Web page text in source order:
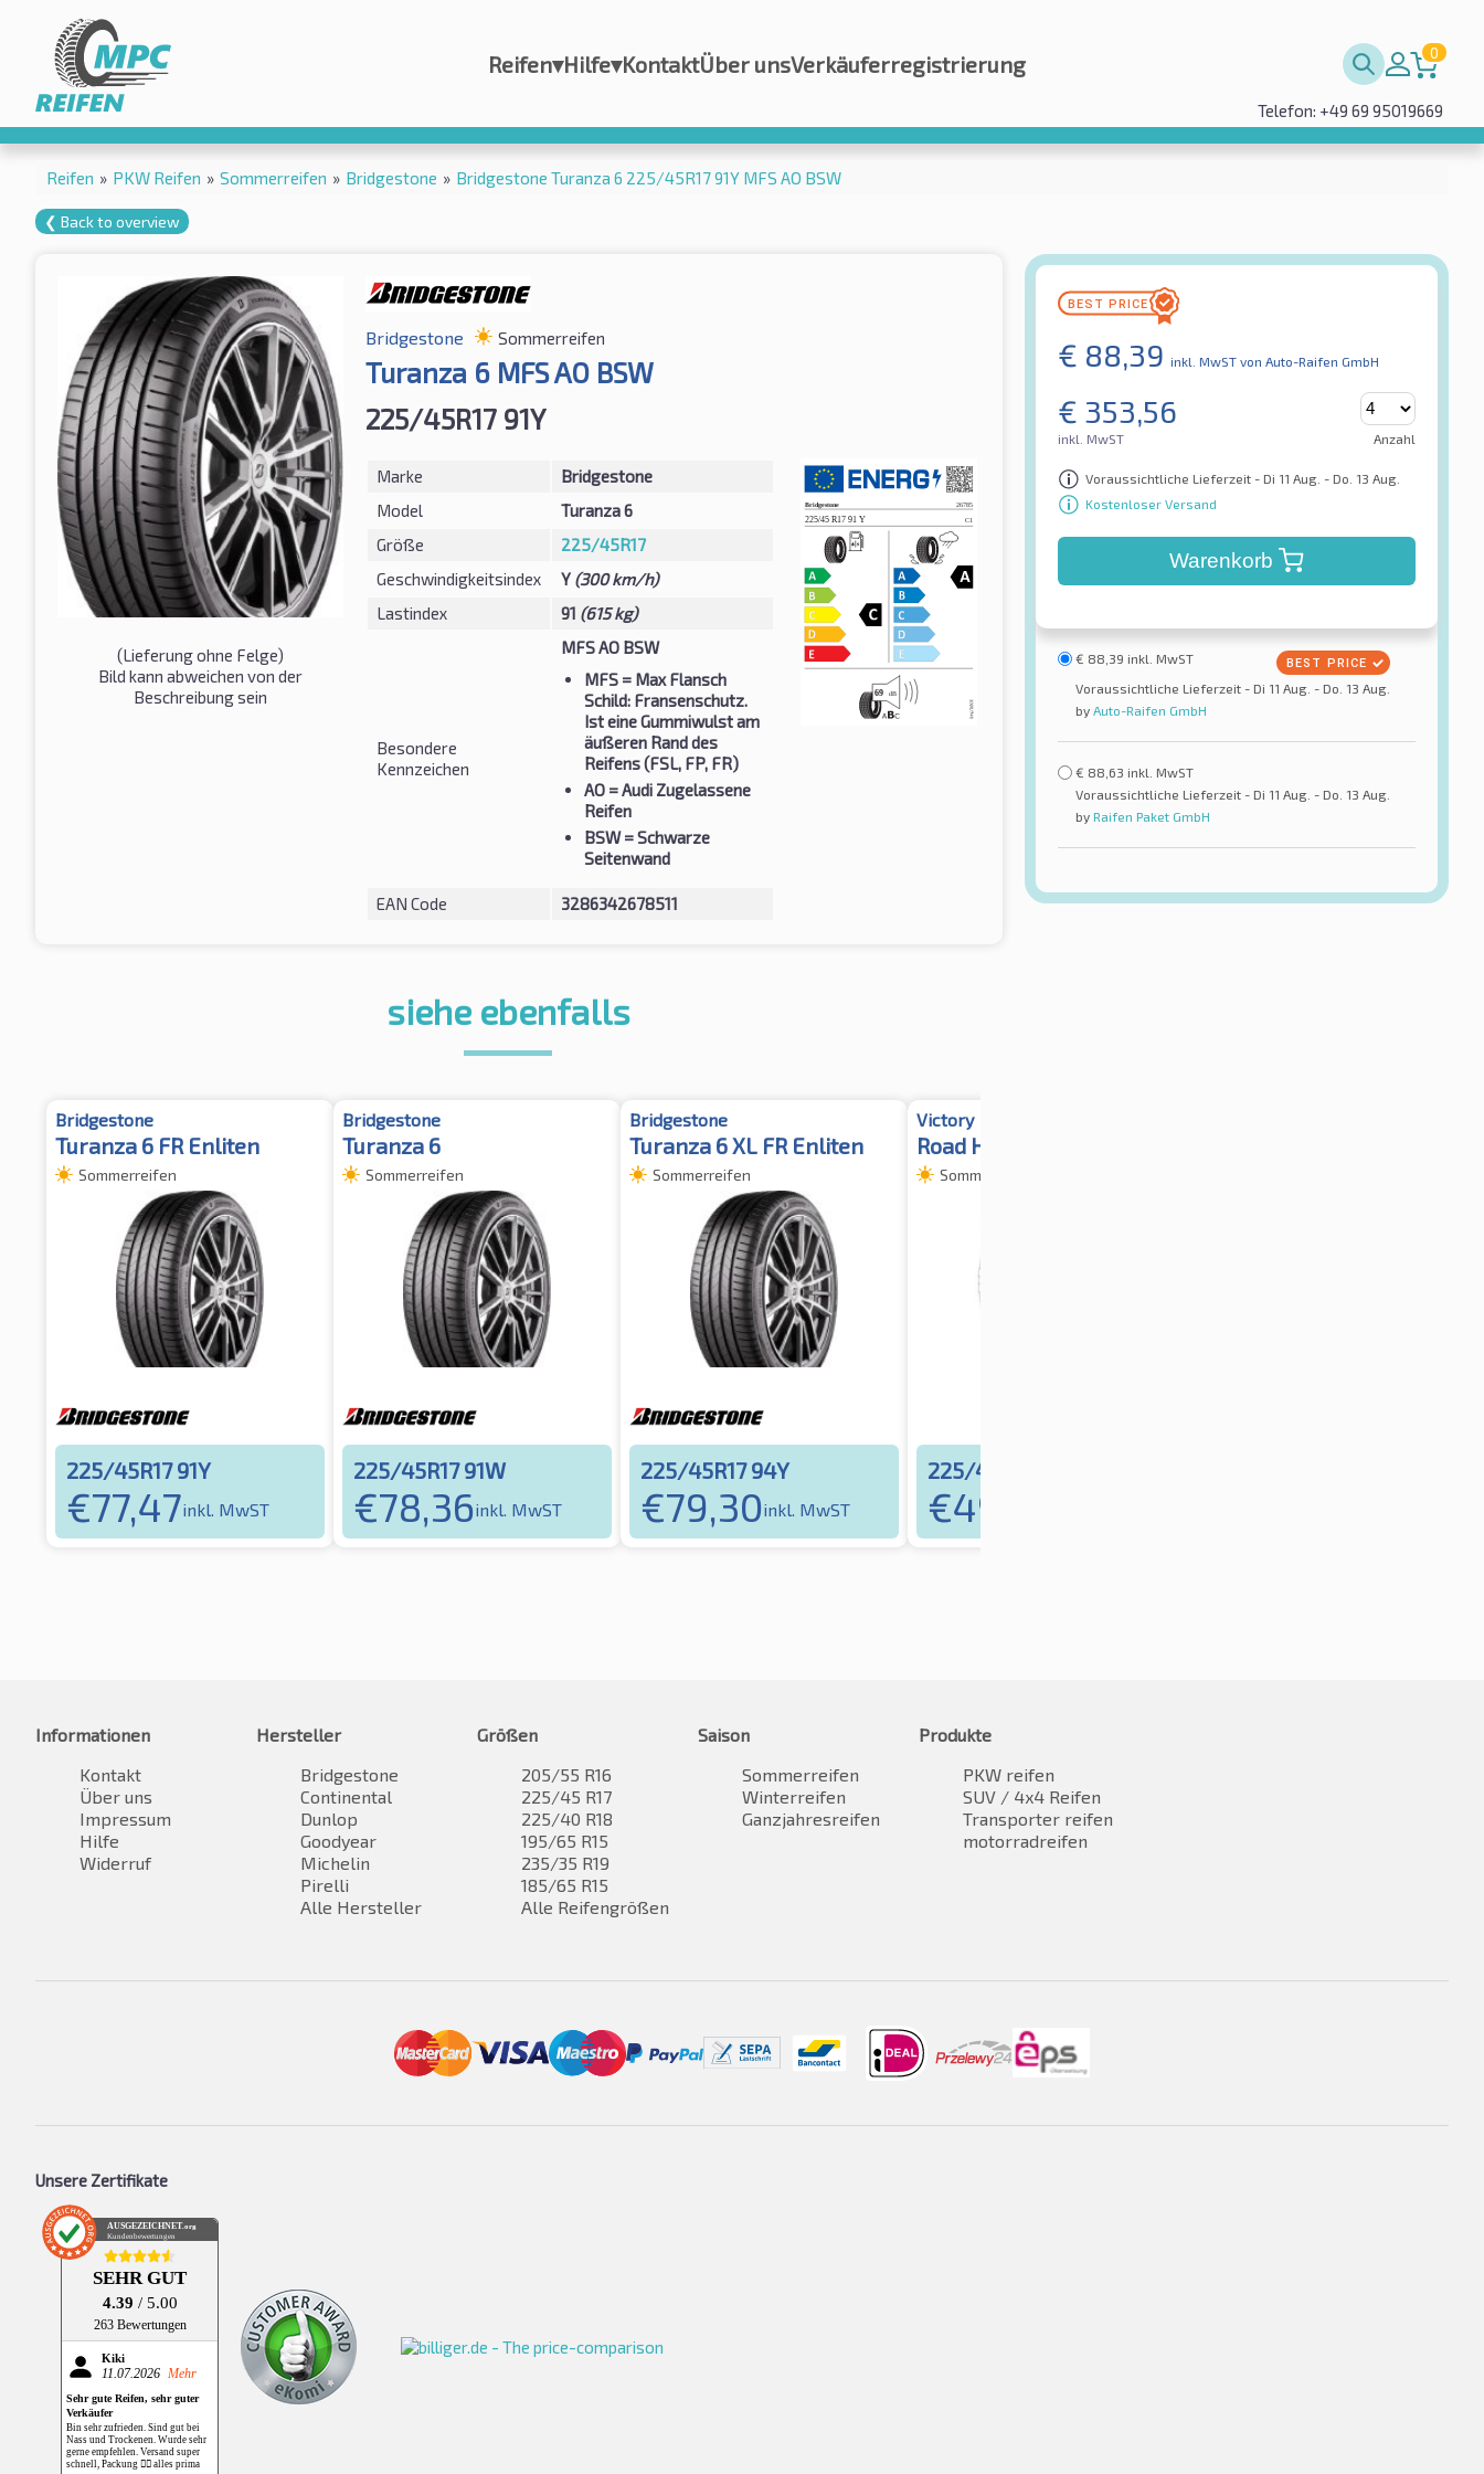
Reifen▾Hilfe▾KontaktÜber unsVerkäuferregistrierung 0
Telefon: +49 69 95019669
Reifen » PKW Reifen » Sommerreifen » Bridgestone » Bridgestone Turanza 6 225/45R17 91Y MFS AO BSW
❮ Back to overview
(Lieferung ohne Felge)
Bild kann abweichen von der
Beschreibung sein
Bridgestone Sommerreifen
Turanza 6 MFS AO BSW
225/45R17 91Y
Marke
Bridgestone
Model
Turanza 6
Größe
225/45R17
Geschwindigkeitsindex
Y (300 km/h)
Lastindex
91 (615 kg)
Besondere
Kennzeichen
MFS AO BSW
MFS= Max Flansch
Schild: Fransenschutz.
Ist eine Gummiwulst am
äußeren Rand des
Reifens (FSL, FP, FR)
AO= Audi Zugelassene
Reifen
BSW= Schwarze
Seitenwand
EAN Code 3286342678511
€ 88,39 inkl. MwST von Auto-Raifen GmbH
€ 353,56
inkl. MwST Anzahl
Voraussichtliche Lieferzeit - Di 11 Aug. - Do. 13 Aug.
Kostenloser Versand
Warenkorb
€ 88,39 inkl. MwST
Voraussichtliche Lieferzeit - Di 11 Aug. - Do. 13 Aug.
by Auto-Raifen GmbH
€ 88,63 inkl. MwST
Voraussichtliche Lieferzeit - Di 11 Aug. - Do. 13 Aug.
by Raifen Paket GmbH
siehe ebenfalls
Bridgestone
Turanza 6 FR Enliten
Sommerreifen
225/45R17 91Y
€77,47inkl. MwST
Bridgestone
Turanza 6
Sommerreifen
225/45R17 91W
€78,36inkl. MwST
Bridgestone
Turanza 6 XL FR Enliten
Sommerreifen
225/45R17 94Y
€79,30inkl. MwST
Victory
Road HP
Sommerreifen
225/45R17 91Y
€49,17
Informationen
Kontakt
Über uns
Impressum
Hilfe
Widerruf
Hersteller
Bridgestone
Continental
Dunlop
Goodyear
Michelin
Pirelli
Alle Hersteller
Größen
205/55 R16
225/45 R17
225/40 R18
195/65 R15
235/35 R19
185/65 R15
Alle Reifengrößen
Saison
Sommerreifen
Winterreifen
Ganzjahresreifen
Produkte
PKW reifen
SUV / 4x4 Reifen
Transporter reifen
motorradreifen
Unsere Zertifikate
AUSGEZEICHNET.org
Kundenbewertungen
SEHR GUT
4.39 / 5.00
263 Bewertungen
Kiki
11.07.2026 Mehr
Sehr gute Reifen, sehr guter
Verkäufer
Bin sehr zufrieden. Sind gut bei
Nass und Trockenen. Wurde sehr
gerne empfehlen. Versand super
schnell, Packung 👌🏻 alles prima